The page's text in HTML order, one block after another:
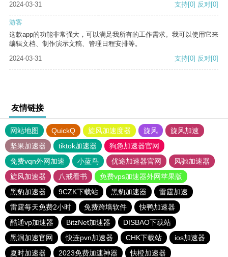
2024-03-31 支持[0] 反对[0]
游客
这款app的功能非常强大，可以满足我所有的工作需求。我可以使用它来
编辑文档、制作演示文稿、管理日程安排等。
2024-03-31
支持[0] 反对[0]
友情链接
网站地图 QuickQ 旋风加速度器 旋风
旋风加速
坚果加速器
tiktok加速器
狗急加速器官网
免费vqn外网加速
小蓝鸟 优途加速器官网
风驰加速器
旋风加速器
八戒看书
免费vps加速器外网苹果版
黑豹加速器
9CZK下载站 黑豹加速器
雷霆加速
雷霆每天免费2小时
免费跨墙软件
快鸭加速器
酷通vp加速器
BitzNet加速器
DISBAO下载站
黑洞加速官网
快连pvn加速器 CHK下载站
ios加速器
夏时加速器
2023免费加速神器 快橙加速器